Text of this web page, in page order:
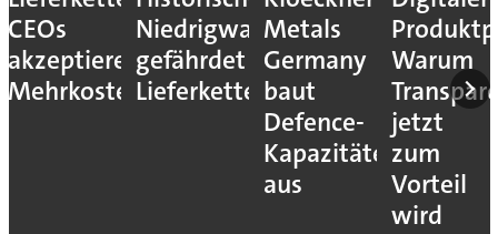
CEOs
akzeptieren
Mehrkosten
Niedrigwasser
gefährdet
Lieferketten
Metals
Germany
baut
Defence-
Kapazitäten
aus
Warum
jetzt
zum
Vorteil
wird